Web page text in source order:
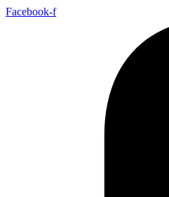
Facebook-f